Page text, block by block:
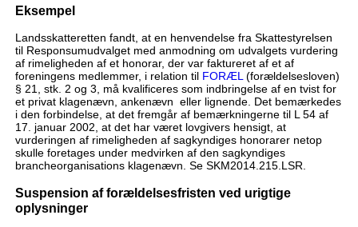
Eksempel
Landsskatteretten fandt, at en henvendelse fra Skattestyrelsen
til Responsumudvalget med anmodning om udvalgets vurdering
af rimeligheden af et honorar, der var faktureret af et af
foreningens medlemmer, i relation til FORÆL (forældelsesloven)
§ 21, stk. 2 og 3, må kvalificeres som indbringelse af en tvist for
et privat klagenævn, ankenævn eller lignende. Det bemærkedes
i den forbindelse, at det fremgår af bemærkningerne til L 54 af
17. januar 2002, at det har været lovgivers hensigt, at
vurderingen af rimeligheden af sagkyndiges honorarer netop
skulle foretages under medvirken af den sagkyndiges
brancheorganisations klagenævn. Se SKM2014.215.LSR.
Suspension af forældelsesfristen ved urigtige
oplysninger